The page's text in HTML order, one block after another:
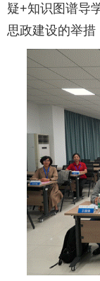
疑+知识图谱导
思政建设的举措